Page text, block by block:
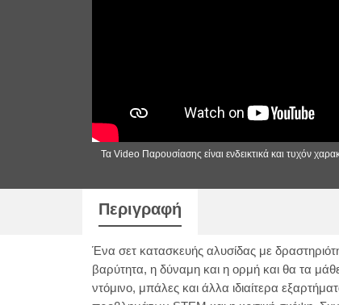
Τα Video Παρουσίασης είναι ενδεικτικά και τυχόν
Περιγραφή
Ένα σετ κατασκευής αλυσίδας με
βαρύτητα, η δύναμη και η ορμή και θα τα
ντόμινο, μπάλες και άλλα ιδιαίτερα